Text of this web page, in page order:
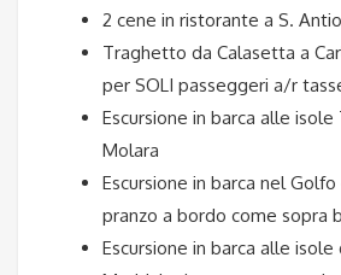
2 cene in ristorante a S.
Traghetto da Calasetta a
per SOLI passeggeri a/r
Escursione in barca alle isole
Molara
Escursione in barca nel
pranzo a bordo come sopra
Escursione in barca alle isole